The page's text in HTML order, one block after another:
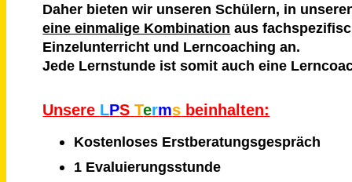
Daher bieten wir unseren Schülern, in
eine einmalige Kombination aus
Einzelunterricht und Lerncoaching an.
Jede Lernstunde ist somit auch eine
Unsere LPS Terms beinhalten:
Kostenloses Erstberatungsgespräch
1 Evaluierungsstunde